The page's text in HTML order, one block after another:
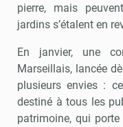
pierre, mais
jardins s’étalent en
En janvier, une
Marseillais, lancée
plusieurs envies :
destiné à tous les
patrimoine, qui